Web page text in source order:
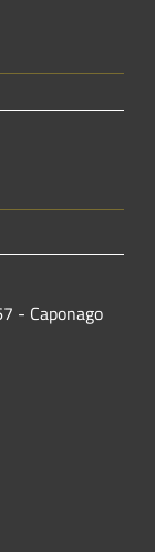
- Caponago